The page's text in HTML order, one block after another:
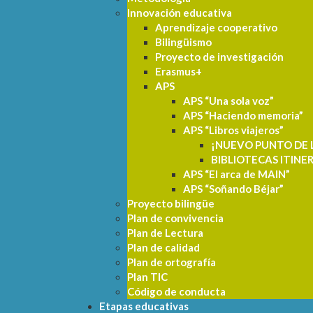
Innovación educativa
Aprendizaje cooperativo
Bilingüismo
Proyecto de investigación
Erasmus+
APS
APS “Una sola voz”
APS “Haciendo memoria”
APS “Libros viajeros”
¡NUEVO PUNTO DE
BIBLIOTECAS
APS “El arca de MAIN”
APS “Soñando Béjar”
Proyecto bilingüe
Plan de convivencia
Plan de Lectura
Plan de calidad
Plan de ortografía
Plan TIC
Código de conducta
Etapas educativas